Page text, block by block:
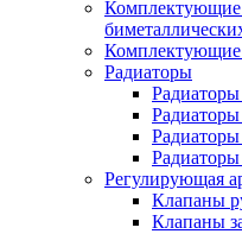
Комплектующие
Радиаторы
Регулирующая
Клапаны
Клапаны